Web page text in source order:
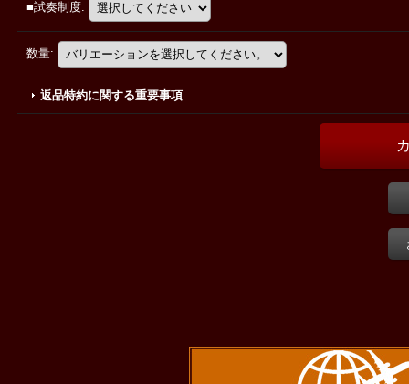
■試奏制度:
数量:
返品特約に関する重要事項